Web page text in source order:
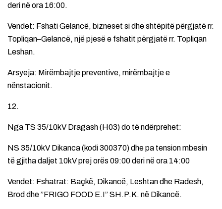
deri në ora 16:00.
Vendet: Fshati Gelancë, bizneset si dhe shtëpitë përgjatë rr.
Topliqan–Gelancë, një pjesë e fshatit përgjatë rr. Topliqan
Leshan.
Arsyeja: Mirëmbajtje preventive, mirëmbajtje e
nënstacionit.
12.
Nga TS 35/10kV Dragash (H03) do të ndërprehet:
NS 35/10kV Dikanca (kodi 300370) dhe pa tension mbesin
të gjitha daljet 10kV prej orës 09:00 deri në ora 14:00
Vendet: Fshatrat: Baçkë, Dikancë, Leshtan dhe Radesh,
Brod dhe ”FRIGO FOOD E.I” SH.P.K. në Dikancë.